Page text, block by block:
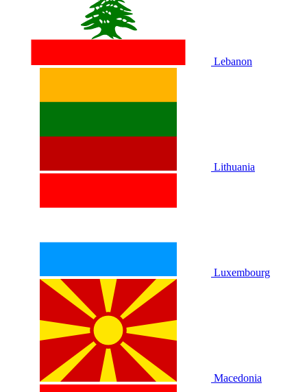
Lebanon
Lithuania
Luxembourg
Macedonia